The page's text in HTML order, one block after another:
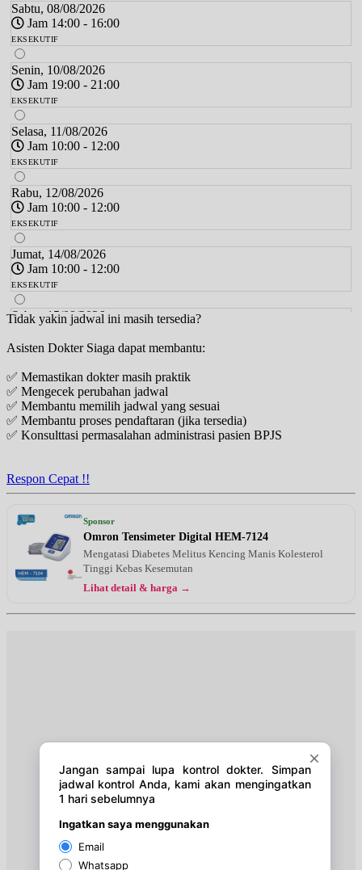
Sabtu, 08/08/2026
Jam 14:00 - 16:00
EKSEKUTIF
Senin, 10/08/2026
Jam 19:00 - 21:00
EKSEKUTIF
Selasa, 11/08/2026
Jam 10:00 - 12:00
EKSEKUTIF
Rabu, 12/08/2026
Jam 10:00 - 12:00
EKSEKUTIF
Jumat, 14/08/2026
Jam 10:00 - 12:00
EKSEKUTIF
Sabtu, 15/08/2026
Jam 14:00 - 16:00
EKSEKUTIF
Senin, 17/08/2026
Jam 19:00 - 21:00
EKSEKUTIF
Selasa, 18/08/2026
Jam 10:00 - 12:00
Jumat, 21/08/2026
Jam 10:00 - 12:00
Selasa, 25/08/2026
Rabu, 26/08/2026
Jam 10:00 - 12:00
Tidak yakin jadwal ini masih tersedia?
Asisten Dokter Siaga dapat membantu:
✅ Memastikan dokter masih praktik
✅ Mengecek perubahan jadwal
✅ Membantu memilih jadwal yang sesuai
✅ Membantu proses pendaftaran (jika tersedia)
✅ Konsulttasi permasalahan administrasi pasien BPJS
Respon Cepat !!
Sponsor
Omron Tensimeter Digital HEM-7124
Mengatasi Diabetes Melitus Kencing Manis Kolesterol
Tinggi Kebas Kesemutan
Lihat detail & harga →